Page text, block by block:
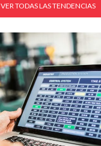
VER TODAS LAS TENDENCIAS